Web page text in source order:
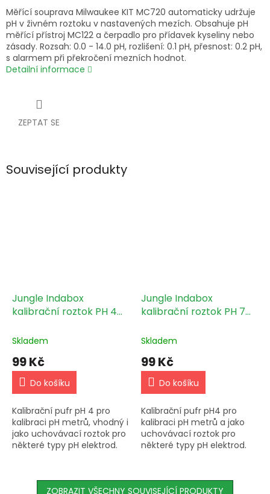
Měřící souprava Milwaukee KIT MC720 automaticky udržuje
pH v živném roztoku v nastavených mezích. Obsahuje pH
měřící přístroj MC122 a čerpadlo pro přídavek kyseliny nebo
zásady. Rozsah: 0.0 - 14.0 pH, rozlišení: 0.1 pH, přesnost: 0.2 pH,
s alarmem při překročení mezních hodnot.
Detailní informace
ZEPTAT SE
Související produkty
Jungle Indabox
kalibrační roztok PH 4
Skladem
99 Kč
Do košíku
Kalibrační pufr pH 4 pro
kalibraci pH metrů, vhodný i
jako uchovávací roztok pro
některé typy pH elektrod.
Jungle Indabox
kalibrační roztok PH 7
Skladem
99 Kč
Do košíku
Kalibrační pufr pH4 pro
kalibraci pH metrů a jako
uchovávací roztok pro
některé typy pH elektrod.
ZOBRAZIT VŠECHNY SOUVISEJÍCÍ PRODUKTY